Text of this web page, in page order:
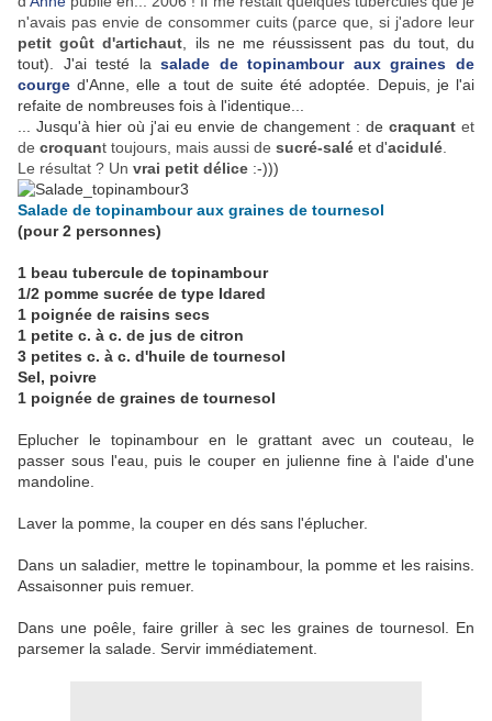
n'avais pas envie de consommer cuits (parce que, si j'adore leur
petit goût d'artichaut , ils ne me réussissent pas du tout, du
tout). J'ai testé lasalade de topinambour aux graines de
courge d'Anne, elle a tout de suite été adoptée. Depuis, je l'ai
refaite de nombreuses fois à l'identique...
... Jusqu'à hier où j'ai eu envie de changement : de craquant et
de croquant toujours, mais aussi de sucré-salé et d'acidulé
Le résultat ? Un vrai petit délice :-)))
Salade de topinambour aux graines de tournesol
(pour 2 personnes)
1 beau tubercule de topinambour
1/2 pomme sucrée de type Idared
1 poignée de raisins secs
1 petite c. à c. de jus de citron
3 petites c. à c. d'huile de tournesol
Sel, poivre
1 poignée de graines de tournesol
Eplucher le topinambour en le grattant avec un couteau, le
passer sous l'eau, puis le couper en julienne fine à l'aide d'une
mandoline.
Laver la pomme, la couper en dés sans l'éplucher.
Dans un saladier, mettre le topinambour, la pomme et les raisins.
Assaisonner puis remuer.
Dans une poêle, faire griller à sec les graines de tournesol. En
parsemer la salade. Servir immédiatement.